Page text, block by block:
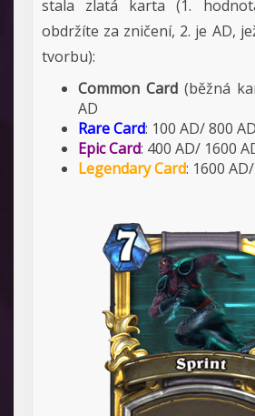
stala zlatá karta (1.
obdržíte za zničení, 2. je AD,
tvorbu):
Common Card(běžná
AD
Rare Card: 100 AD/ 800 AD
Epic Card: 400 AD/ 1600
Legendary Card: 1600